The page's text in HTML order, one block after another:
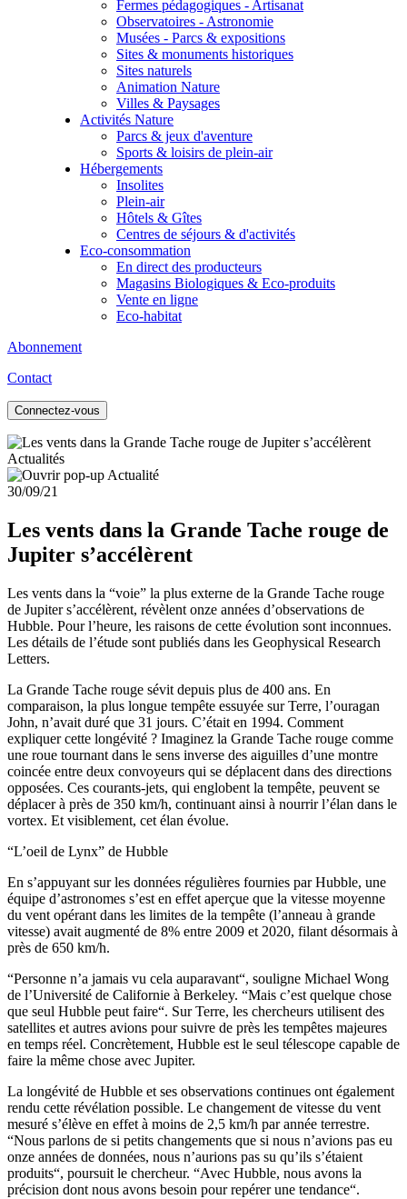
Fermes pédagogiques - Artisanat
Observatoires - Astronomie
Musées - Parcs & expositions
Sites & monuments historiques
Sites naturels
Animation Nature
Villes & Paysages
Activités Nature
Parcs & jeux d'aventure
Sports & loisirs de plein-air
Hébergements
Insolites
Plein-air
Hôtels & Gîtes
Centres de séjours & d'activités
Eco-consommation
En direct des producteurs
Magasins Biologiques & Eco-produits
Vente en ligne
Eco-habitat
Abonnement
Contact
Connectez-vous
Actualités
30/09/21
Les vents dans la Grande Tache rouge de
Jupiter s’accélèrent
Les vents dans la “voie” la plus externe de la Grande Tache rouge
de Jupiter s’accélèrent, révèlent onze années d’observations de
Hubble. Pour l’heure, les raisons de cette évolution sont inconnues.
Les détails de l’étude sont publiés dans les Geophysical Research
Letters.
La Grande Tache rouge sévit depuis plus de 400 ans. En
comparaison, la plus longue tempête essuyée sur Terre, l’ouragan
John, n’avait duré que 31 jours. C’était en 1994. Comment
expliquer cette longévité ? Imaginez la Grande Tache rouge comme
une roue tournant dans le sens inverse des aiguilles d’une montre
coincée entre deux convoyeurs qui se déplacent dans des directions
opposées. Ces courants-jets, qui englobent la tempête, peuvent se
déplacer à près de 350 km/h, continuant ainsi à nourrir l’élan dans le
vortex. Et visiblement, cet élan évolue.
“L’oeil de Lynx” de Hubble
En s’appuyant sur les données régulières fournies par Hubble, une
équipe d’astronomes s’est en effet aperçue que la vitesse moyenne
du vent opérant dans les limites de la tempête (l’anneau à grande
vitesse) avait augmenté de 8% entre 2009 et 2020, filant désormais à
près de 650 km/h.
“Personne n’a jamais vu cela auparavant“, souligne Michael Wong
de l’Université de Californie à Berkeley. “Mais c’est quelque chose
que seul Hubble peut faire“. Sur Terre, les chercheurs utilisent des
satellites et autres avions pour suivre de près les tempêtes majeures
en temps réel. Concrètement, Hubble est le seul télescope capable de
faire la même chose avec Jupiter.
La longévité de Hubble et ses observations continues ont également
rendu cette révélation possible. Le changement de vitesse du vent
mesuré s’élève en effet à moins de 2,5 km/h par année terrestre.
“Nous parlons de si petits changements que si nous n’avions pas eu
onze années de données, nous n’aurions pas su qu’ils s’étaient
produits“, poursuit le chercheur. “Avec Hubble, nous avons la
précision dont nous avons besoin pour repérer une tendance“.